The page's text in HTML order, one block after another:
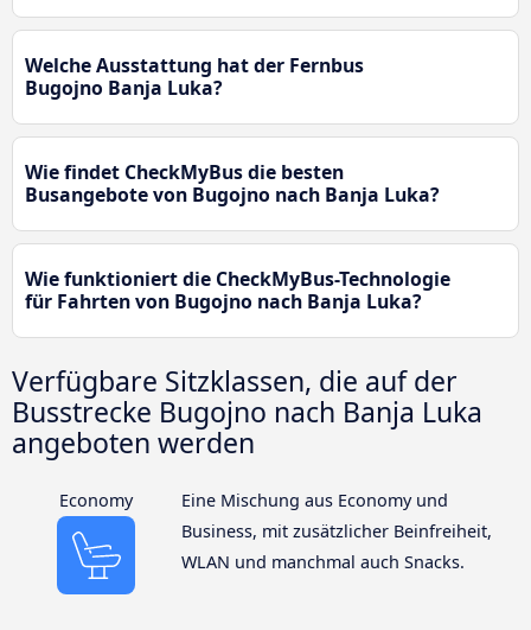
Welche Ausstattung hat der Fernbus
Bugojno Banja Luka?
Wie findet CheckMyBus die besten
Busangebote von Bugojno nach Banja Luka?
Wie funktioniert die CheckMyBus-Technologie
für Fahrten von Bugojno nach Banja Luka?
Verfügbare Sitzklassen, die auf der
Busstrecke Bugojno nach Banja Luka
angeboten werden
Economy
Eine Mischung aus Economy und
Business, mit zusätzlicher Beinfreiheit,
WLAN und manchmal auch Snacks.